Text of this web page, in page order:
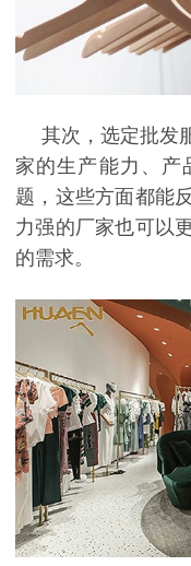
其次，选定批发
家的生产能力、产
题，这些方面都能
力强的厂家也可以
的需求。